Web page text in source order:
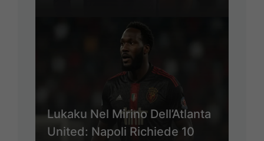
Lukaku Nel Mirino Dell’Atlanta
United: Napoli Richiede 10